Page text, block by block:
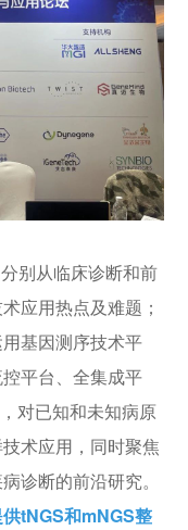
别从临床诊断和前
应用热点及难题；
基因测序技术平
平台、全集成平
对已知和未知病原
术应用，同时聚焦
诊断的前沿研究。
tNGS和mNGS整